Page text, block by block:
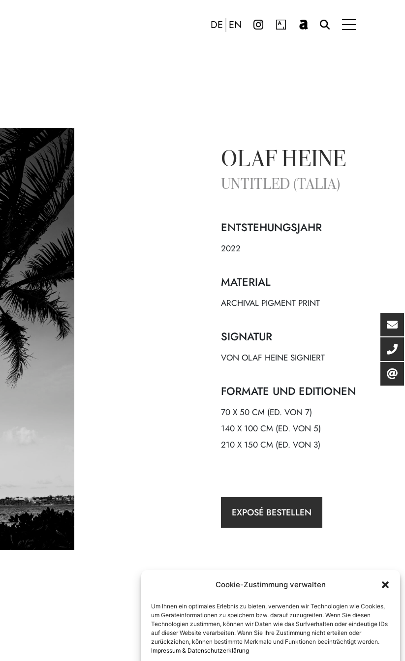
Cookie-Zustimmung verwalten
Um Ihnen ein optimales Erlebnis zu bieten, verwenden wir Technologien wie Cookies,
um Geräteinformationen zu speichern bzw. darauf zuzugreifen. Wenn Sie diesen
Technologien zustimmen, können wir Daten wie das Surfverhalten oder eindeutige IDs
auf dieser Website verarbeiten. Wenn Sie Ihre Zustimmung nicht erteilen oder
zurückziehen, können bestimmte Merkmale und Funktionen beeinträchtigt werden.
Impressum & Datenschutzerklärung
DE EN
OLAF HEINE
UNTITLED (TALIA)
ENTSTEHUNGSJAHR
2022
MATERIAL
ARCHIVAL PIGMENT PRINT
SIGNATUR
VON OLAF HEINE SIGNIERT
FORMATE UND EDITIONEN
70 X 50 CM (ED. VON 7)
140 X 100 CM (ED. VON 5)
210 X 150 CM (ED. VON 3)
EXPOSÉ BESTELLEN